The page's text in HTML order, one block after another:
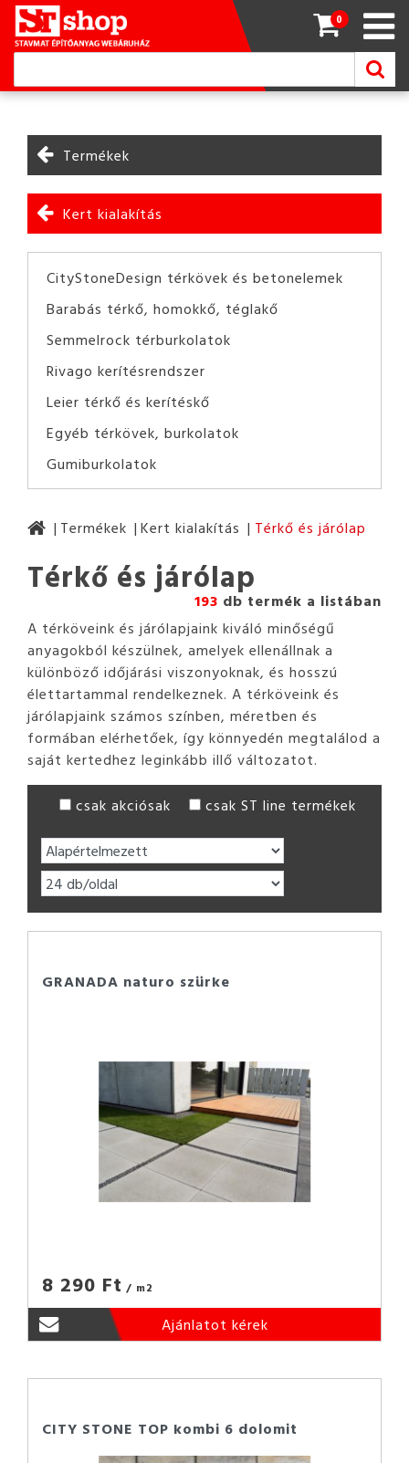
0
Termékek
Kert kialakítás
CityStoneDesign térkövek és betonelemek
Barabás térkő, homokkő, téglakő
Semmelrock térburkolatok
Rivago kerítésrendszer
Leier térkő és kerítéskő
Egyéb térkövek, burkolatok
Gumiburkolatok
Termékek Kert kialakítás Térkő és járólap
Térkő és járólap
193 db termék a listában
A térköveink és járólapjaink kiváló minőségű
anyagokból készülnek, amelyek ellenállnak a
különböző időjárási viszonyoknak, és hosszú
élettartammal rendelkeznek. A térköveink és
járólapjaink számos színben, méretben és
formában elérhetőek, így könnyedén megtalálod a
saját kertedhez leginkább illő változatot.
csak akciósak csak ST line termékek
GRANADA naturo szürke
8 290 Ft / m2
Ajánlatot kérek
CITY STONE TOP kombi 6 dolomit